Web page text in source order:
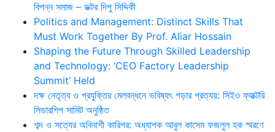
বিপন্ন সমাজ – ডক্টর দিপু সিদ্দিকী
Politics and Management: Distinct Skills That
Must Work Together By Prof. Aliar Hossain
Shaping the Future Through Skilled Leadership
and Technology: ‘CEO Factory Leadership
Summit’ Held
দক্ষ নেতৃত্ব ও প্রযুক্তির মেলবন্ধনে ভবিষ্যৎ গড়ার প্রত্যয়: সিইও ফ্যাক্টরি
লিডারশিপ সামিট অনুষ্ঠিত
শব্দ ও সত্যের অবিনাশী কারিগর: অধ্যাপক আবুল কাসেম ফজলুল হক স্মরণে